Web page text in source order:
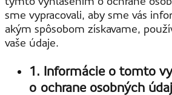
sme vypracovali, aby sme vás
akým spôsobom získavame,
vaše údaje.
1. Informácie o tomto
o ochrane osobných